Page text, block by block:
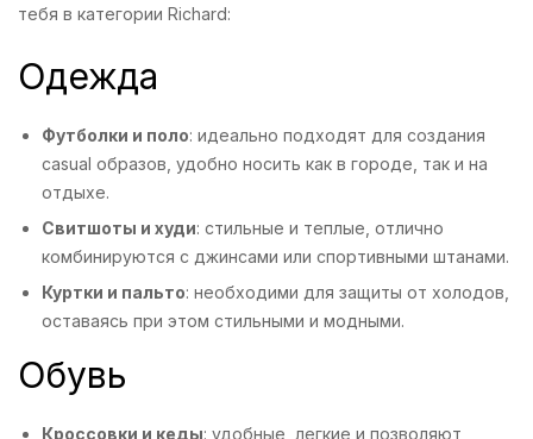
тебя в категории Richard:
Одежда
Футболки и поло: идеально подходят для создания
casual образов, удобно носить как в городе, так и на
отдыхе.
Свитшоты и худи: стильные и теплые, отлично
комбинируются с джинсами или спортивными штанами.
Куртки и пальто: необходими для защиты от холодов,
оставаясь при этом стильными и модными.
Обувь
Кроссовки и кеды: удобные, легкие и позволяют